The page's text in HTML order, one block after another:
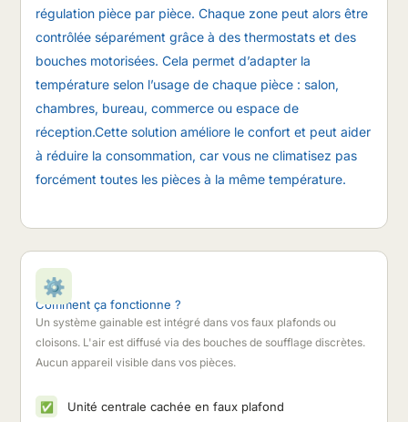
régulation pièce par pièce. Chaque zone peut alors être
contrôlée séparément grâce à des thermostats et des
bouches motorisées. Cela permet d’adapter la
température selon l’usage de chaque pièce : salon,
chambres, bureau, commerce ou espace de
réception.Cette solution améliore le confort et peut aider
à réduire la consommation, car vous ne climatisez pas
forcément toutes les pièces à la même température.
⚙️
Comment ça fonctionne ?
Un système gainable est intégré dans vos faux plafonds ou
cloisons. L'air est diffusé via des bouches de soufflage discrètes.
Aucun appareil visible dans vos pièces.
✅ Unité centrale cachée en faux plafond